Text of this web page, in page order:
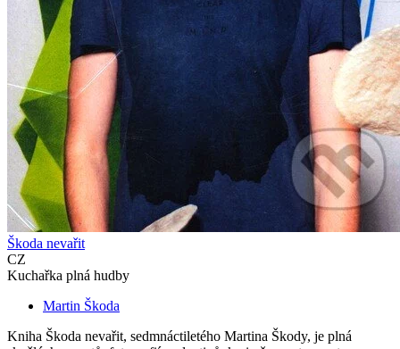
Škoda nevařit
CZ
Kuchařka plná hudby
Martin Škoda
Kniha Škoda nevařit, sedmnáctiletého Martina Škody, je plná